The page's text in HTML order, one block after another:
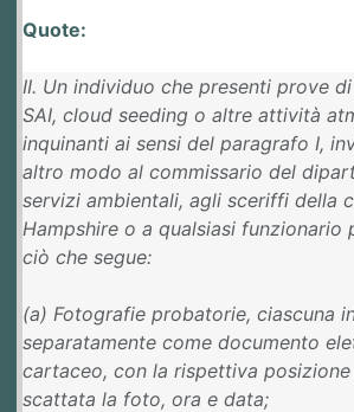
Quote:
II. Un individuo che presenti prove
SAI, cloud seeding o altre attività
inquinanti ai sensi del paragrafo I,
altro modo al commissario del
servizi ambientali, agli sceriffi della
Hampshire o a qualsiasi funzionario
ciò che segue:
(a) Fotografie probatorie, ciascuna
separatamente come documento
cartaceo, con la rispettiva
scattata la foto, ora e data;